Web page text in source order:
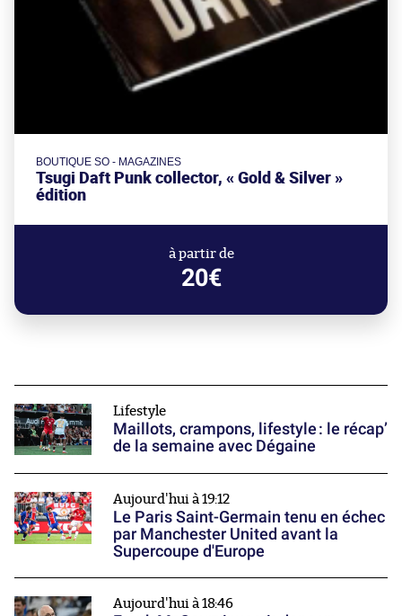
BOUTIQUE SO - MAGAZINES
Tsugi Daft Punk collector, « Gold & Silver »
édition
à partir de
20€
Lifestyle
Maillots, crampons, lifestyle : le récap’
de la semaine avec Dégaine
Aujourd'hui à 19:12
Le Paris Saint-Germain tenu en échec
par Manchester United avant la
Supercoupe d'Europe
Aujourd'hui à 18:46